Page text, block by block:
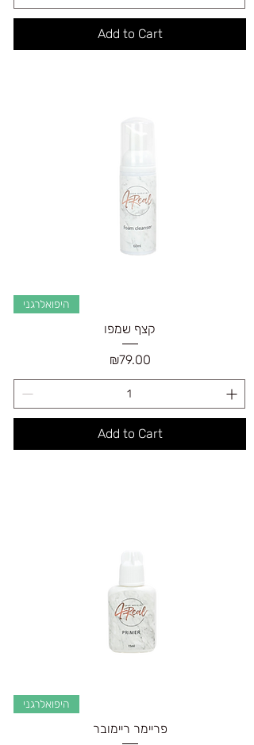
Add to Cart
היפואלרגני
קצף שמפו
Price
₪79.00
Add to Cart
היפואלרגני
פריימר ריימובר